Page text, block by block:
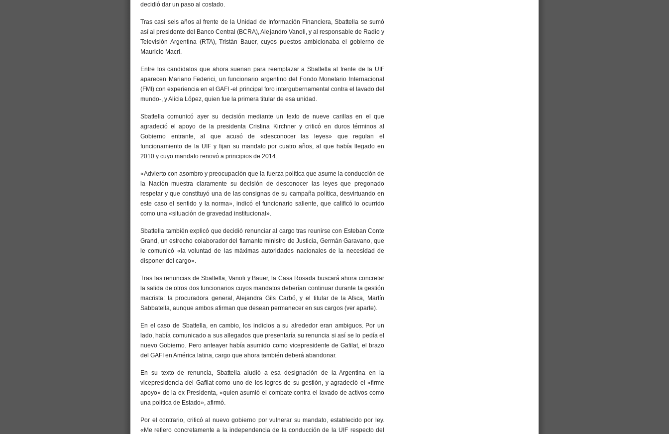
decidió dar un paso al costado.
Tras casi seis años al frente de la Unidad de Información Financiera, Sbattella se sumó
así al presidente del Banco Central (BCRA), Alejandro Vanoli, y al responsable de Radio y
Televisión Argentina (RTA), Tristán Bauer, cuyos puestos ambicionaba el gobierno de
Mauricio Macri.
Entre los candidatos que ahora suenan para reemplazar a Sbattella al frente de la UIF
aparecen Mariano Federici, un funcionario argentino del Fondo Monetario Internacional
(FMI) con experiencia en el GAFI -el principal foro intergubernamental contra el lavado del
mundo-, y Alicia López, quien fue la primera titular de esa unidad.
Sbattella comunicó ayer su decisión mediante un texto de nueve carillas en el que
agradeció el apoyo de la presidenta Cristina Kirchner y criticó en duros términos al
Gobierno entrante, al que acusó de «desconocer las leyes» que regulan el
funcionamiento de la UIF y fijan su mandato por cuatro años, al que había llegado en
2010 y cuyo mandato renovó a principios de 2014.
«Advierto con asombro y preocupación que la fuerza política que asume la conducción de
la Nación muestra claramente su decisión de desconocer las leyes que pregonado
respetar y que constituyó una de las consignas de su campaña política, desvirtuando en
este caso el sentido y la norma», indicó el funcionario saliente, que calificó lo ocurrido
como una «situación de gravedad institucional».
Sbattella también explicó que decidió renunciar al cargo tras reunirse con Esteban Conte
Grand, un estrecho colaborador del flamante ministro de Justicia, Germán Garavano, que
le comunicó «la voluntad de las máximas autoridades nacionales de la necesidad de
disponer del cargo».
Tras las renuncias de Sbattella, Vanoli y Bauer, la Casa Rosada buscará ahora concretar
la salida de otros dos funcionarios cuyos mandatos deberían continuar durante la gestión
macrista: la procuradora general, Alejandra Gils Carbó, y el titular de la Afsca, Martín
Sabbatella, aunque ambos afirman que desean permanecer en sus cargos (ver aparte).
En el caso de Sbattella, en cambio, los indicios a su alrededor eran ambiguos. Por un
lado, había comunicado a sus allegados que presentaría su renuncia si así se lo pedía el
nuevo Gobierno. Pero anteayer había asumido como vicepresidente de Gafilat, el brazo
del GAFI en América latina, cargo que ahora también deberá abandonar.
En su texto de renuncia, Sbattella aludió a esa designación de la Argentina en la
vicepresidencia del Gafilat como uno de los logros de su gestión, y agradeció el «firme
apoyo» de la ex Presidenta, «quien asumió el combate contra el lavado de activos como
una política de Estado», afirmó.
Por el contrario, criticó al nuevo gobierno por vulnerar su mandato, establecido por ley.
«Me refiero concretamente a la independencia de la conducción de la UIF respecto del